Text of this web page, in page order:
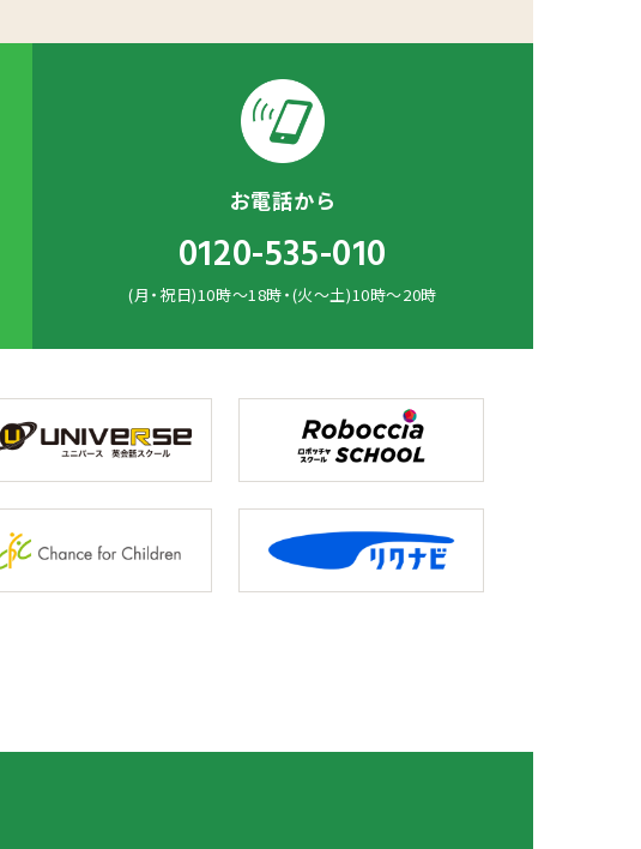
お電話から
0120-535-010
(月・祝日)10時～18時・(火～土)10時～20時